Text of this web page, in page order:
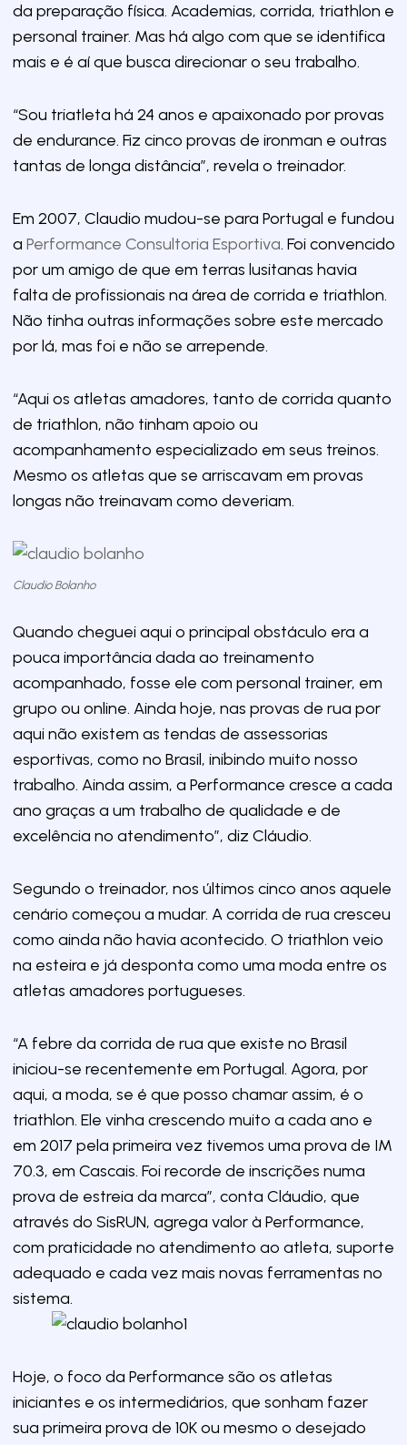
da preparação física. Academias, corrida, triathlon e
personal trainer. Mas há algo com que se identifica
mais e é aí que busca direcionar o seu trabalho.
“Sou triatleta há 24 anos e apaixonado por provas
de endurance. Fiz cinco provas de ironman e outras
tantas de longa distância”, revela o treinador.
Em 2007, Claudio mudou-se para Portugal e fundou
a Performance Consultoria Esportiva. Foi convencido
por um amigo de que em terras lusitanas havia
falta de profissionais na área de corrida e triathlon.
Não tinha outras informações sobre este mercado
por lá, mas foi e não se arrepende.
“Aqui os atletas amadores, tanto de corrida quanto
de triathlon, não tinham apoio ou
acompanhamento especializado em seus treinos.
Mesmo os atletas que se arriscavam em provas
longas não treinavam como deveriam.
Claudio Bolanho
Quando cheguei aqui o principal obstáculo era a
pouca importância dada ao treinamento
acompanhado, fosse ele com personal trainer, em
grupo ou online. Ainda hoje, nas provas de rua por
aqui não existem as tendas de assessorias
esportivas, como no Brasil, inibindo muito nosso
trabalho. Ainda assim, a Performance cresce a cada
ano graças a um trabalho de qualidade e de
excelência no atendimento”, diz Cláudio.
Segundo o treinador, nos últimos cinco anos aquele
cenário começou a mudar. A corrida de rua cresceu
como ainda não havia acontecido. O triathlon veio
na esteira e já desponta como uma moda entre os
atletas amadores portugueses.
“A febre da corrida de rua que existe no Brasil
iniciou-se recentemente em Portugal. Agora, por
aqui, a moda, se é que posso chamar assim, é o
triathlon. Ele vinha crescendo muito a cada ano e
em 2017 pela primeira vez tivemos uma prova de IM
70.3, em Cascais. Foi recorde de inscrições numa
prova de estreia da marca”, conta Cláudio, que
através do SisRUN, agrega valor à Performance,
com praticidade no atendimento ao atleta, suporte
adequado e cada vez mais novas ferramentas no
sistema.
Hoje, o foco da Performance são os atletas
iniciantes e os intermediários, que sonham fazer
sua primeira prova de 10K ou mesmo o desejado